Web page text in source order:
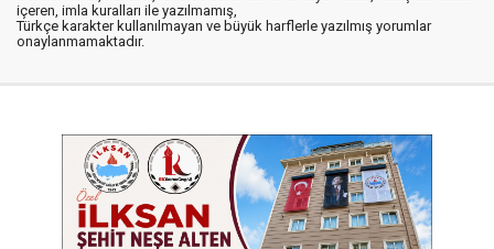
içeren, imla kuralları ile yazılmamış,
Türkçe karakter kullanılmayan ve büyük harflerle yazılmış yorumlar
onaylanmamaktadır.